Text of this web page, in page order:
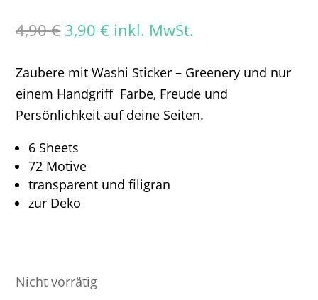
4,90€ Ursprünglicher
war:
4,90 €
3,90€Aktueller
ist:
3,90 €.
inkl. MwSt.
Zaubere mit Washi Sticker – Greenery und nur
einem Handgriff Farbe, Freude und
Persönlichkeit auf deine Seiten.
6 Sheets
72 Motive
transparent und filigran
zur Deko
Nicht vorrätig